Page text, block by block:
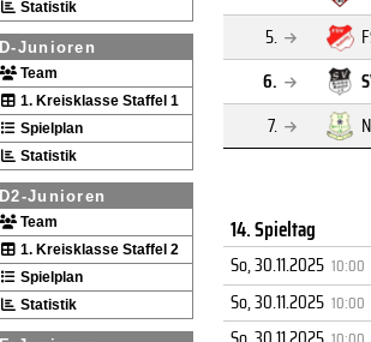
Statistik
D-Junioren
Team
1. Kreisklasse Staffel 1
Spielplan
Statistik
D2-Junioren
Team
1. Kreisklasse Staffel 2
Spielplan
Statistik
5.
6.
7.
14. Spieltag
So, 30.11.2025 10:00
So, 30.11.2025 10:00